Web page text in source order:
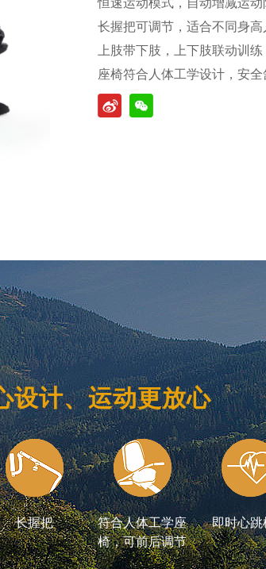
长握把可调节，适合不同身
上肢带下肢，上下肢联动训
座椅符合人体工学设计，安全
设计、运动更放心
长握把
符合人体工学座
椅，可前后调节
即时心跳